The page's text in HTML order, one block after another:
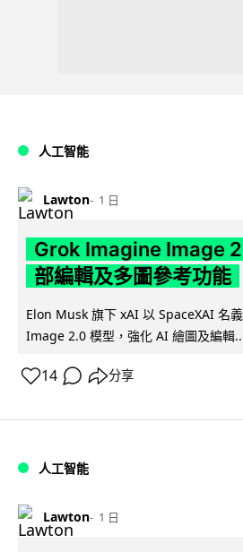
人工智能
Lawton 1 日
Grok Imagine Image
部編輯及多圖參考功能
Elon Musk 旗下 xAI 以 SpaceXAI 名
Image 2.0 模型，強化 AI 繪圖及編輯
14 分享
人工智能
Lawton 1 日